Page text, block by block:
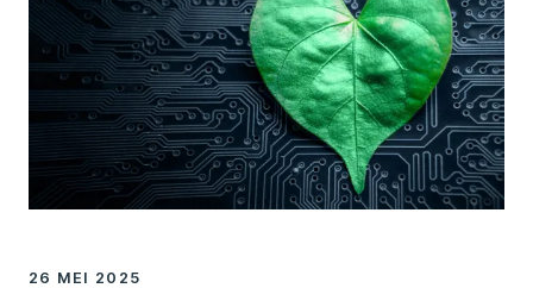
26 MEI 2025